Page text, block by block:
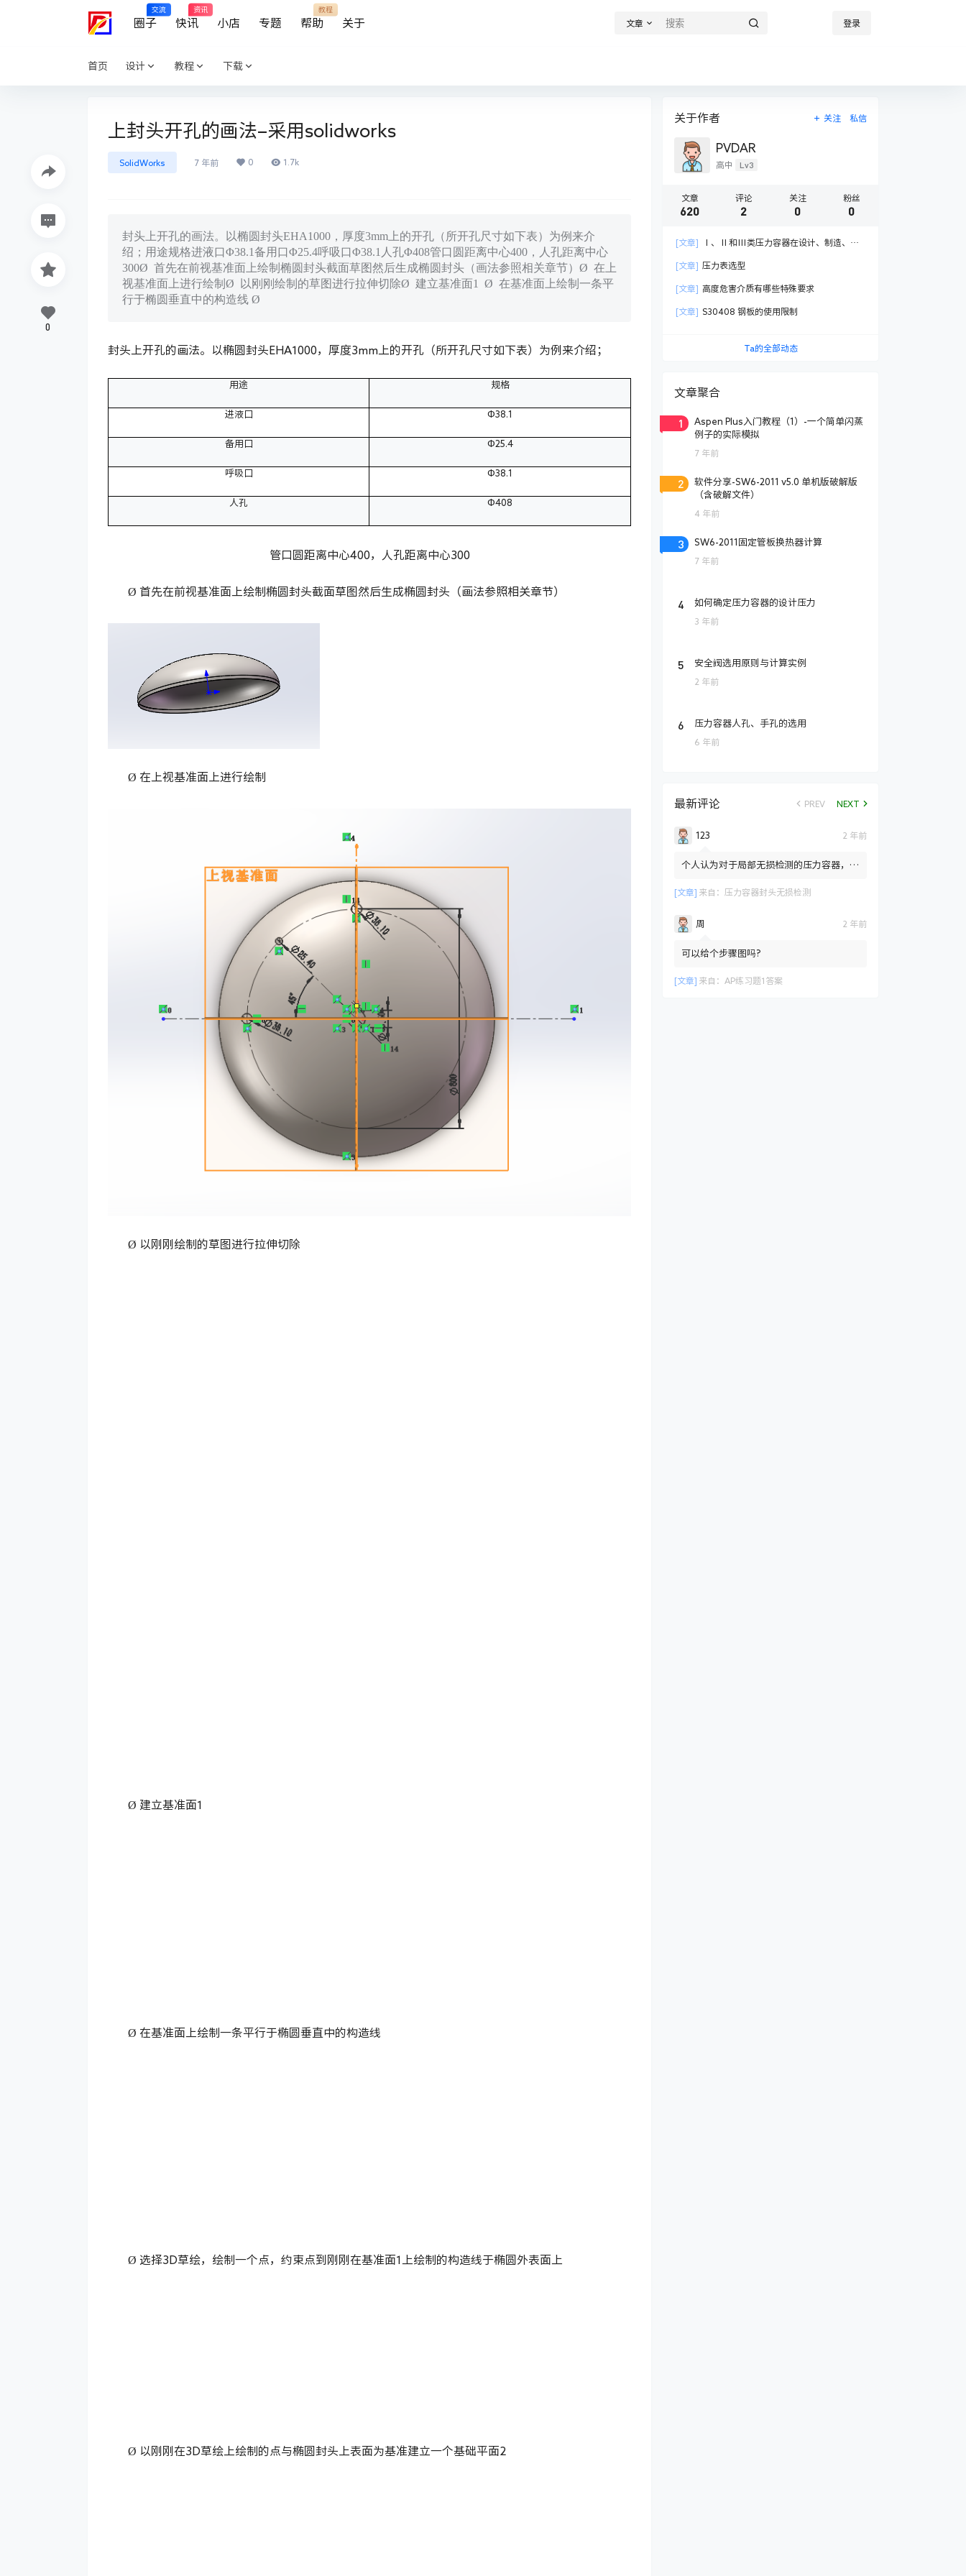
圈子
交流
快讯
资讯
小店 专题 帮助
教程
关于 文章 登录
首页 设计 教程 下载
上封头开孔的画法–采用solidworks
SolidWorks 7 年前 0 1.7k
封头上开孔的画法。以椭圆封头EHA1000，厚度3mm上的开孔（所开孔尺寸如下表）为例来介
绍；用途规格进液口Φ38.1备用口Φ25.4呼吸口Φ38.1人孔Φ408管口圆距离中心400，人孔距离中心
300Ø 首先在前视基准面上绘制椭圆封头截面草图然后生成椭圆封头（画法参照相关章节）Ø 在上
视基准面上进行绘制Ø 以刚刚绘制的草图进行拉伸切除Ø 建立基准面1 Ø 在基准面上绘制一条平
行于椭圆垂直中的构造线 Ø
封头上开孔的画法。以椭圆封头EHA1000，厚度3mm上的开孔（所开孔尺寸如下表）为例来介绍；
用途 规格
进液口 Φ38.1
备用口 Φ25.4
呼吸口 Φ38.1
人孔 Φ408
管口圆距离中心400，人孔距离中心300
Ø 首先在前视基准面上绘制椭圆封头截面草图然后生成椭圆封头（画法参照相关章节）
Ø 在上视基准面上进行绘制
Ø 以刚刚绘制的草图进行拉伸切除
0
关于作者 关注 私信
PVDAR
高中 Lv3
文章
620
评论
2
关注
0
粉丝
0
[文章]
Ⅰ、Ⅱ和Ⅲ类压力容器在设计、制造、检
[文章] 压力表选型
[文章] 高度危害介质有哪些特殊要求
[文章] S30408 钢板的使用限制
Ta的全部动态
文章聚合
1
Aspen Plus入门教程（1）-一个简单闪蒸
例子的实际模拟
7 年前
2
软件分享-SW6-2011 v5.0 单机版破解版
（含破解文件）
4 年前
3 SW6-2011固定管板换热器计算
7 年前
4 如何确定压力容器的设计压力
3 年前
5 安全阀选用原则与计算实例
2 年前
6 压力容器人孔、手孔的选用
6 年前
最新评论 PREV NEXT
123 2 年前
个人认为对于局部无损检测的压力容器，标
部位进行100%的RT检测...
[文章] 来自： 压力容器封头无损检测
周 2 年前
可以给个步骤图吗?
[文章] 来自： AP练习题1答案